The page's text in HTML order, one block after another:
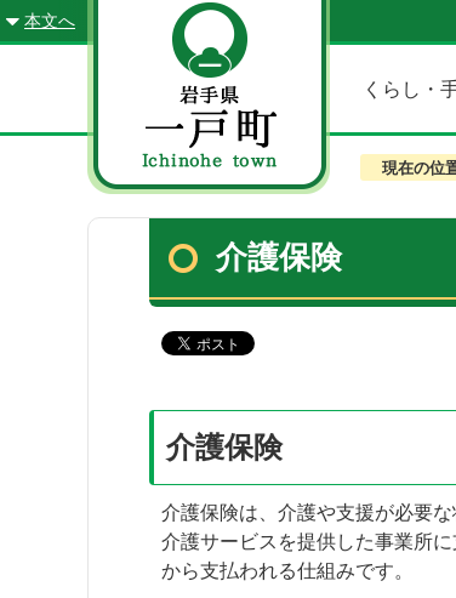
本文へ
くらし・
現在の位
介護保険
介護保険
介護保険は、介護や支援が必要
介護サービスを提供した事業所
から支払われる仕組みです。